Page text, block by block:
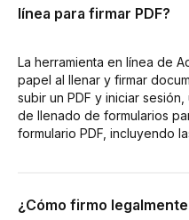
línea para firmar PDF?
La herramienta en línea de
papel al llenar y firmar
subir un PDF y iniciar
de llenado de formularios
formulario PDF, incluyendo
¿Cómo firmo legalmente